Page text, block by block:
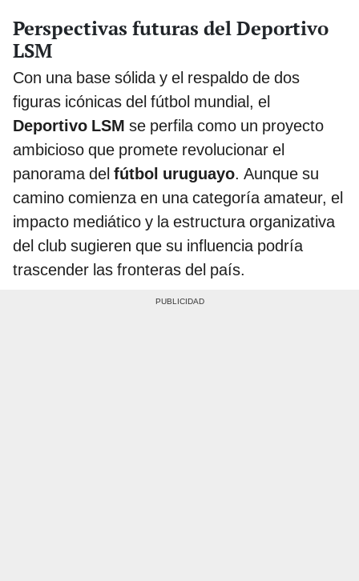
Perspectivas futuras del Deportivo
LSM
Con una base sólida y el respaldo de dos
figuras icónicas del fútbol mundial, el
Deportivo LSM se perfila como un proyecto
ambicioso que promete revolucionar el
panorama del fútbol uruguayo. Aunque su
camino comienza en una categoría amateur, el
impacto mediático y la estructura organizativa
del club sugieren que su influencia podría
trascender las fronteras del país.